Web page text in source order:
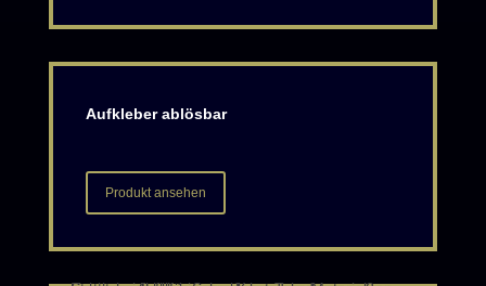
Aufkleber ablösbar
Produkt ansehen